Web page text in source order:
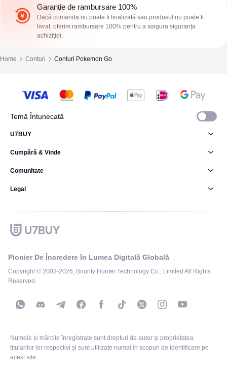
Garanție de rambursare 100%
Dacă comanda nu poate fi finalizată sau produsul nu poate fi
livrat, oferim rambursare 100% pentru a asigura siguranța
achiziției.
Home Conturi Conturi Pokemon Go
Temă Întunecată
Pionier De Încredere în Lumea Digitală Globală
Copyright © 2003-2026, Bounty Hunter Technology Co., Limited All Rights
Reserved.
U7BUY
Cumpără & Vinde
Comunitate
Legal
Numele și mărcile înregistrate sunt drepturi de autor și proprietatea
titularilor lor respectivi și sunt utilizate numai în scopuri de identificare pe
acest site.